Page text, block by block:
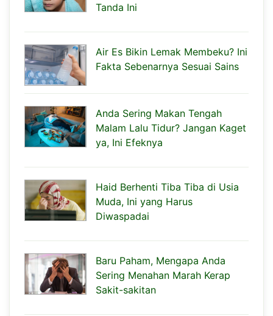
Tanda Ini
Air Es Bikin Lemak Membeku? Ini
Fakta Sebenarnya Sesuai Sains
Anda Sering Makan Tengah
Malam Lalu Tidur? Jangan Kaget
ya, Ini Efeknya
Haid Berhenti Tiba Tiba di Usia
Muda, Ini yang Harus
Diwaspadai
Baru Paham, Mengapa Anda
Sering Menahan Marah Kerap
Sakit-sakitan